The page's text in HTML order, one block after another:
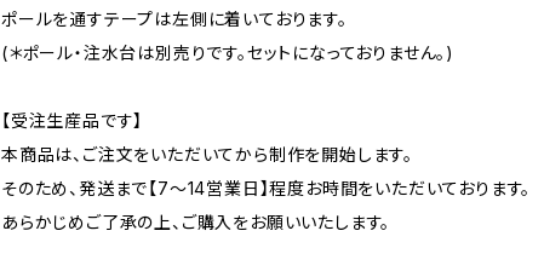
ポールを通すテープは左側に着いております。
(＊ポール・注水台は別売りです。セットになっておりません。)
【受注生産品です】
本商品は、ご注文をいただいてから制作を開始します。
そのため、発送まで【7〜14営業日】程度お時間をいただいております。
あらかじめご了承の上、ご購入をお願いいたします。